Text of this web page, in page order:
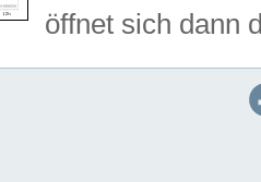
öffnet sich dann